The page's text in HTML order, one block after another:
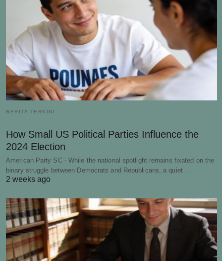
BERITA TERKINI
How Small US Political Parties Influence the
2024 Election
American Party SC - While the national spotlight remains fixated on the
binary struggle between Democrats and Republicans, a quiet…
2 weeks ago